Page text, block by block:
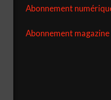
Abonnement
Abonnement magazine